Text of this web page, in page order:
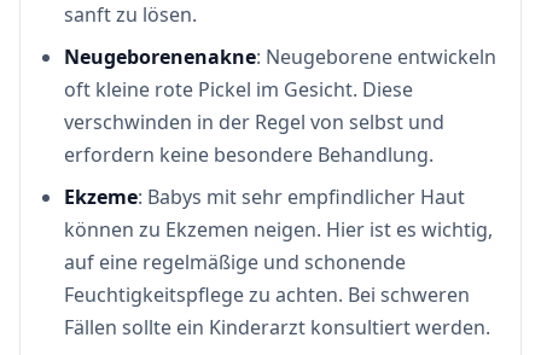
sanft zu lösen.
Neugeborenenakne: Neugeborene entwickeln
oft kleine rote Pickel im Gesicht. Diese
verschwinden in der Regel von selbst und
erfordern keine besondere Behandlung.
Ekzeme: Babys mit sehr empfindlicher Haut
können zu Ekzemen neigen. Hier ist es wichtig,
auf eine regelmäßige und schonende
Feuchtigkeitspflege zu achten. Bei schweren
Fällen sollte ein Kinderarzt konsultiert werden.